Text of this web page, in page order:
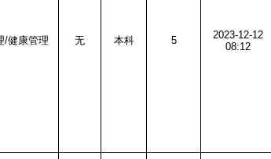
/健康管理 无 本科 5
2023-12-12
08:12